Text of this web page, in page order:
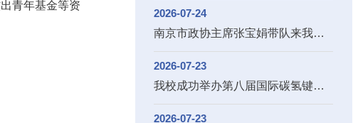
青年基金等资
2026-07-24
南京市政协主席张宝娟带队来我校调研
2026-07-23
我校成功举办第八届国际碳氢键活化会议
2026-07-23